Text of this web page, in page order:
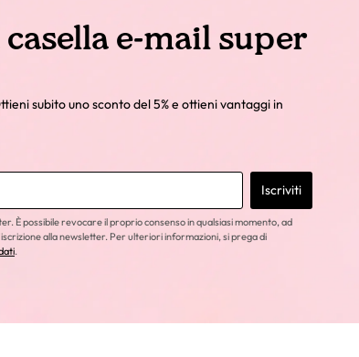
e-mail super
subito uno sconto del 5% e ottieni vantaggi in
Iscriviti
È possibile revocare il proprio consenso in qualsiasi momento, ad
alla newsletter. Per ulteriori informazioni, si prega di
.